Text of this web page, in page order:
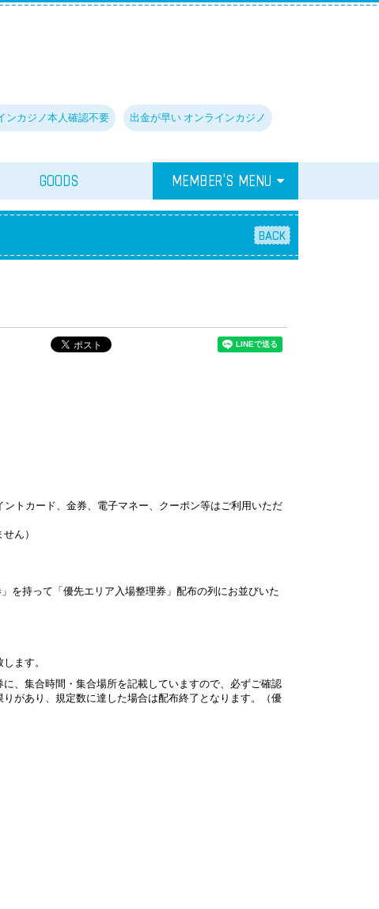
ンカジノ本人確認不要 出金が早い オンラインカジノ
GOODS MEMBER'S MENU
BACK
トカード、金券、電子マネー、クーポン等はご利用いただ
ん）
を持って「優先エリア入場整理券」配布の列にお並びいた
ます。
、集合時間・集合場所を記載していますので、必ずご確認
があり、規定数に達した場合は配布終了となります。（優